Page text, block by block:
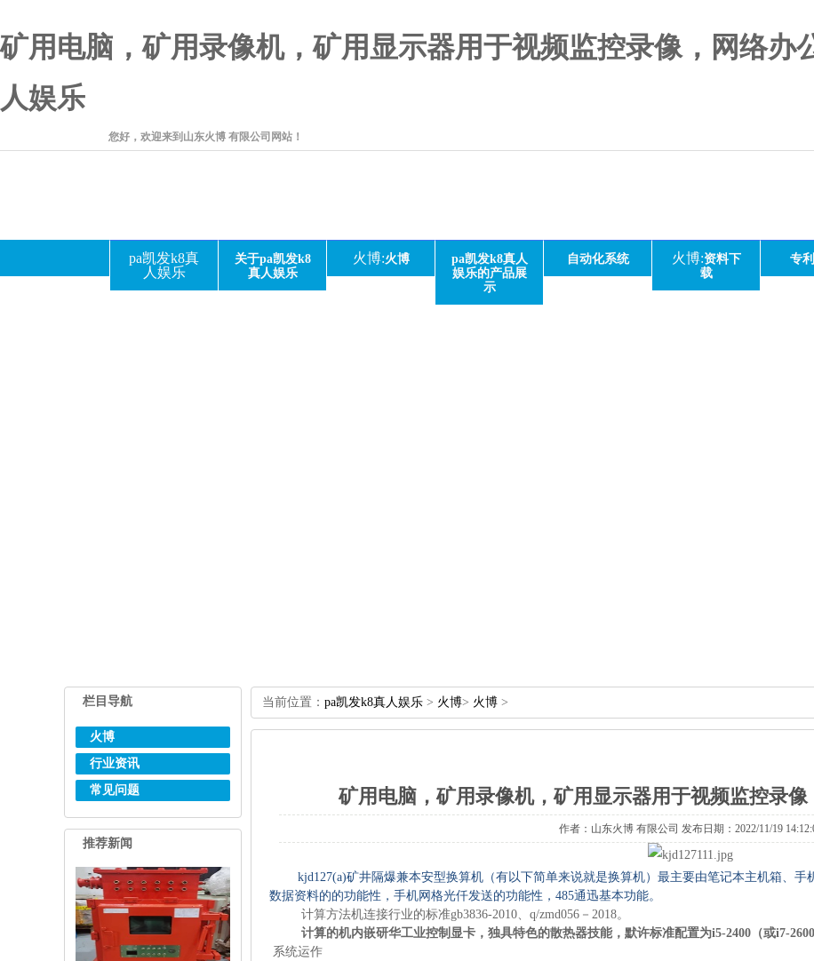
矿用电脑，矿用录像机，矿用显示器用于视频监控录像，网络办
人娱乐
您好，欢迎来到山东火博 有限公司网站！
pa凯发k8真
人娱乐
关于pa凯发k8
真人娱乐
火博:火博
pa凯发k8真人
娱乐的产品展
示
自动化系统 火博:资料下
载
专
栏目导航
火博
行业资讯
常见问题
推荐新闻
当前位置： pa凯发k8真人娱乐 > 火博> 火博 >
矿用电脑，矿用录像机，矿用显示器用于视频监控录
作者：山东火博 有限公司 发布日期：2022/11/19
kjd127(a)矿井隔爆兼本安型换算机（有以下简单来说就是换算机）最主要由笔记本主机箱、
数据资料的的功能性，手机网格光仟发送的功能性，485通迅基本功能。
计算方法机连接行业的标准gb3836-2010、q/zmd056－2018。
计算的机内嵌研华工业控制显卡，独具特色的散热器技能，默许标准配置为i5-2400（或i7-
系统运作